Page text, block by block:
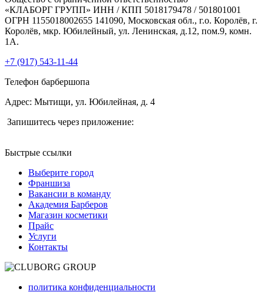
«КЛАБОРГ ГРУПП» ИНН / КПП 5018179478 / 501801001
ОГРН 1155018002655 141090, Московская обл., г.о. Королёв, г.
Королёв, мкр. Юбилейный, ул. Ленинская, д.12, пом.9, комн.
1А.
+7 (917) 543-11-44
Телефон барбершопа
Адрес: Мытищи, ул. Юбилейная, д. 4
Запишитесь через приложение:
Быстрые ссылки
Выберите город
Франшиза
Вакансии в команду
Академия Барберов
Магазин косметики
Прайс
Услуги
Контакты
политика конфиденциальности